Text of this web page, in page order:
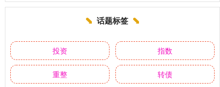
话题标签
投资 指数
重整 转债